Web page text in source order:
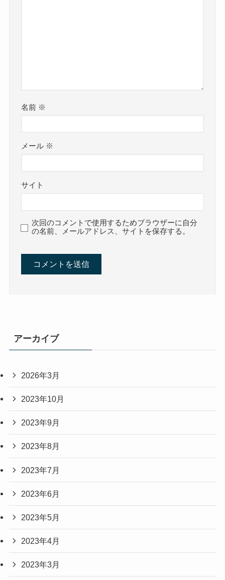
名前 ※
メール ※
サイト
次回のコメントで使用するためブラウザーに自分
の名前、メールアドレス、サイトを保存する。
アーカイブ
2026年3月
2023年10月
2023年9月
2023年8月
2023年7月
2023年6月
2023年5月
2023年4月
2023年3月